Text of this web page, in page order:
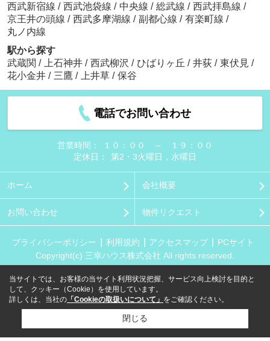
西武新宿線 / 西武池袋線 / 中央線 / 総武線 / 西武拝島線 /
京王井の頭線 / 西武多摩湖線 / 副都心線 / 有楽町線 /
丸ノ内線
駅から探す
武蔵関 / 上石神井 / 西武柳沢 / ひばりヶ丘 / 井荻 / 東伏見 /
花小金井 / 三鷹 / 上井草 / 保谷
電話でお問い合わせ
営業時間：
１０：００ ～ １９：００
定休日：
第2・3火曜日，水曜日
ホーム 会社概要
お問い合わせ 物件リクエスト
プライバシーポリシー 利用規約 アクセスマップ
PCサイト
Copyright(c) 三幸ハウス株式会社 All rights reserved.
当サイトでは、お客様の当サイト利用状況把握、サービス向上検討を目的と
して、クッキー（Cookie）を使用しています。
詳しくは、当社の 「Cookieの取扱いについて」 をご確認ください。
閉じる